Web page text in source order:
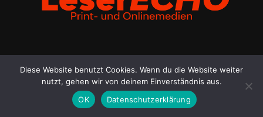
SHARE TWEET
IMPRES­SUM DATEN­SCHUTZ COO­KIE-RICH­T­­LI­­NIE (EU)
Diese Website benutzt Cookies. Wenn du die Website weiter
nutzt, gehen wir von deinem Einverständnis aus.
OK
Datenschutzerklärung